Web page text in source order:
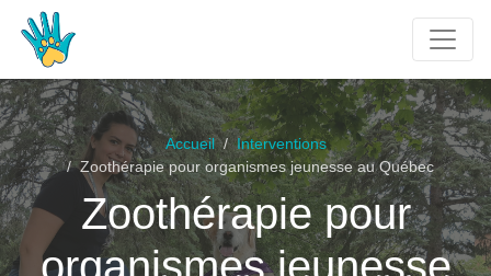
Accueil
Interventions
Zoothérapie pour organismes jeunesse au Québec
Zoothérapie pour
organismes jeunesse